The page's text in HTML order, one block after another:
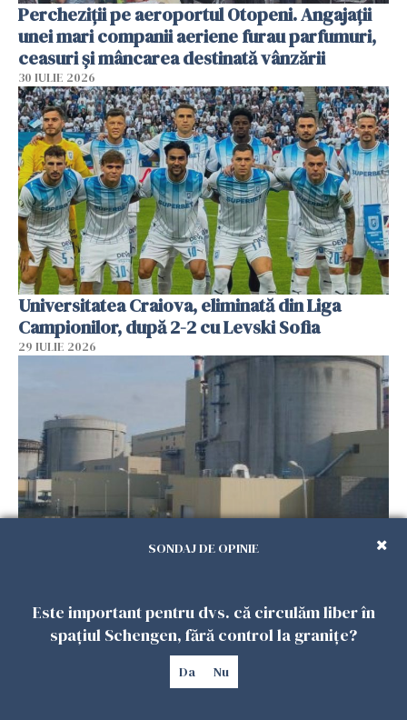
Percheziții pe aeroportul Otopeni. Angajații
unei mari companii aeriene furau parfumuri,
ceasuri și mâncarea destinată vânzării
30 IULIE 2026
Universitatea Craiova, eliminată din Liga
Campionilor, după 2-2 cu Levski Sofia
29 IULIE 2026
deja oprită
29 IULIE 2026
SONDAJ DE OPINIE
Este important pentru dvs. că circulăm liber în
spațiul Schengen, fără control la granițe?
Da Nu